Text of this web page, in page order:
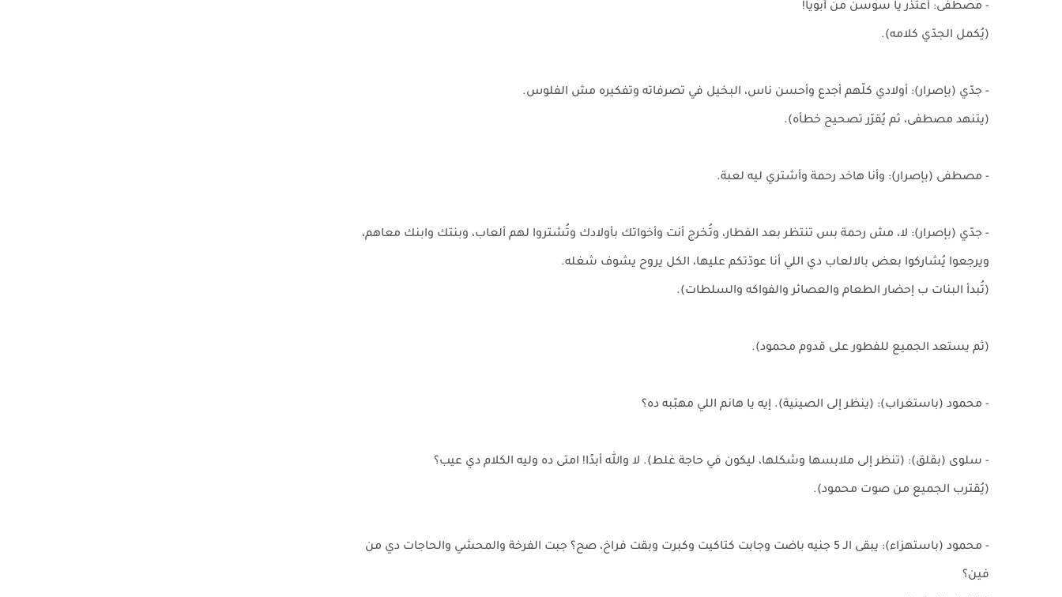
- مصطفى: أعتذر يا سوسن من أبويا!
(يُكمل الجدّي كلامه).
- جدّي (بإصرار): أولادي كلّهم أجدع وأحسن ناس، البخيل في تصرفاته وتفكيره مش الفلوس.
(يتنهد مصطفى، ثم يُقرّر تصحيح خطأه).
- مصطفى (بإصرار): وأنا هاخد رحمة وأشتري ليه لعبة.
- جدّي (بإصرار): لا، مش رحمة بس تنتظر بعد الفطار، وتُخرج أنت وأخواتك بأولادك وتُشتروا لهم ألعاب، وبنتك وابنك معاهم،
ويرجعوا يُشاركوا بعض بالالعاب دي اللي أنا عودّتكم عليها، الكل يروح يشوف شغله.
(تُبدأ البنات ب إحضار الطعام والعصائر والفواكه والسلطات).
(ثم يستعد الجميع للفطور على قدوم محمود).
- محمود (باستغراب): (ينظر إلى الصينية). إيه يا هانم اللي مهبّبه ده؟
- سلوى (بقلق): (تنظر إلى ملابسها وشكلها، ليكون في حاجة غلط). لا والله أبدًا! امتى ده وليه الكلام دي عيب؟
(يُقترب الجميع من صوت محمود).
- محمود (باستهزاء): يبقى الـ 5 جنيه باضت وجابت كتاكيت وكبرت وبقت فراخ، صح؟ جبت الفرخة والمحشي والحاجات دي من
فين؟